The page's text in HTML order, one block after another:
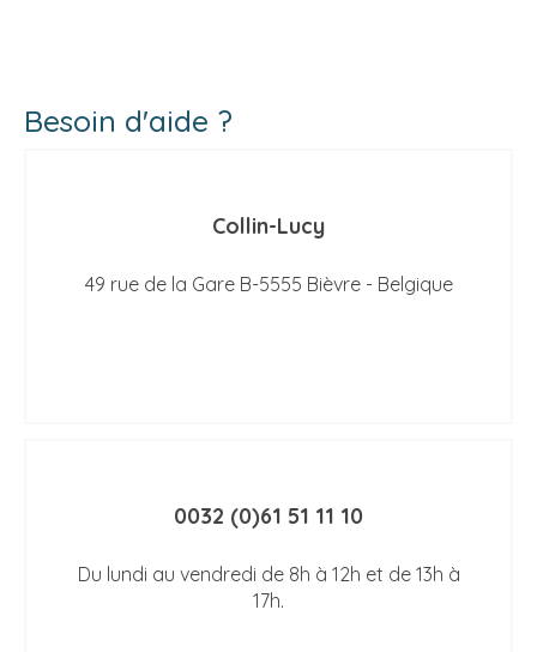
Besoin d'aide ?
Collin-Lucy
49 rue de la Gare B-5555 Bièvre - Belgique
0032 (0)61 51 11 10
Du lundi au vendredi de 8h à 12h et de 13h à
17h.